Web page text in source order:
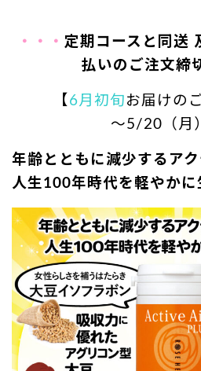
・・・ 定期コースと同送
払いのご注文締
【 6月初旬 お届けの
～5/20（月
年齢とともに減少するアク
人生100年時代を軽やかに